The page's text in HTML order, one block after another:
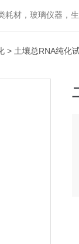
，玻璃仪器
> 土壤总RNA纯化